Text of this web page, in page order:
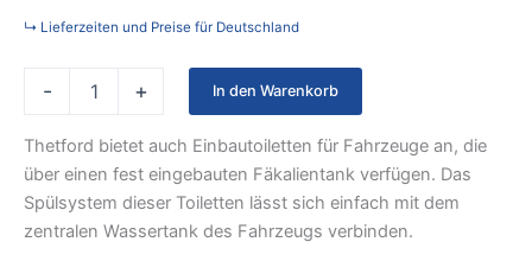
↳ Lieferzeiten und Preise für Deutschland
- + In den Warenkorb
Thetford bietet auch Einbautoiletten für Fahrzeuge an, die
über einen fest eingebauten Fäkalientank verfügen. Das
Spülsystem dieser Toiletten lässt sich einfach mit dem
zentralen Wassertank des Fahrzeugs verbinden.